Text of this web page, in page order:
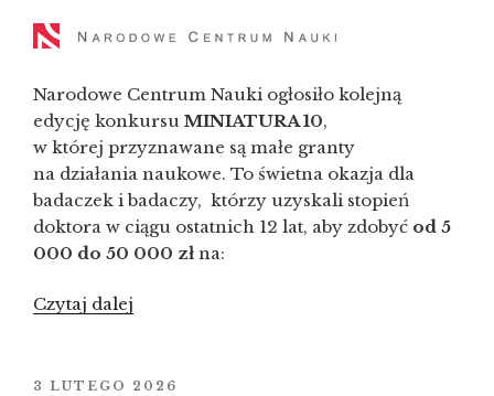
badawczego
infrastruktury
informatycznej
na 2027 r.”
Narodowe Centrum Nauki ogłosiło kolejną
edycję konkursu MINIATURA 10,
w której przyznawane są małe granty
na działania naukowe. To świetna okazja dla
badaczek i badaczy, którzy uzyskali stopień
doktora w ciągu ostatnich 12 lat, aby zdobyć od 5
000 do 50 000 zł na:
Czytaj dalej
NCN
OPUBLIKOWANE
3 LUTEGO 2026